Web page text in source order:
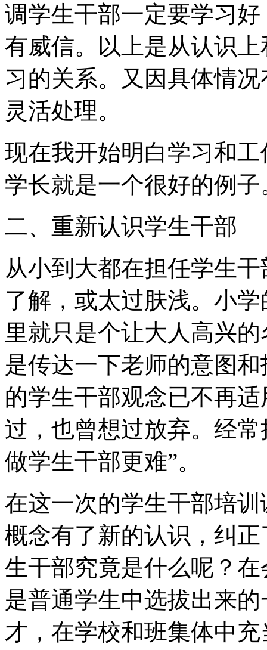
调学生干部一定要学习
有威信。以上是从认识
习的关系。又因具体情
灵活处理。
现在我开始明白学习和
学长就是一个很好的例子
二、重新认识学生干部
从小到大都在担任学生
了解，或太过肤浅。小
里就只是个让大人高兴
是传达一下老师的意图
的学生干部观念已不再
过，也曾想过放弃。经
做学生干部更难”。
在这一次的学生干部培
概念有了新的认识，纠
生干部究竟是什么呢？
是普通学生中选拔出来
才，在学校和班集体中